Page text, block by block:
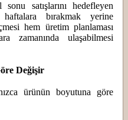
satışlarını hedefleyen
bırakmak yerine
hem üretim planlaması
zamanında ulaşabilmesi
Değişir
ürünün boyutuna göre